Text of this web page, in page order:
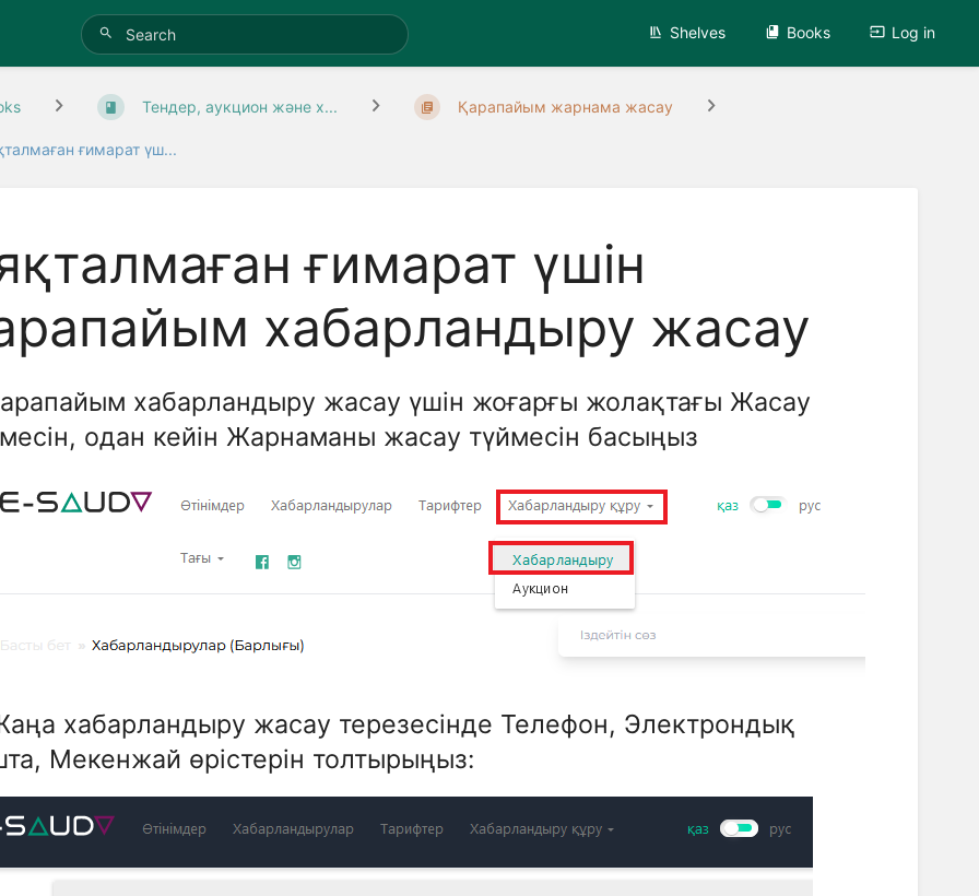
Shelves Books Log in
Тендер, аукцион және х... Қарапайым жарнама жасау
ғимарат үш...
ғимарат үшін
хабарландыру жасау
хабарландыру жасау үшін жоғарғы жолақтағы Жасау
одан кейін Жарнаманы жасау түймесін басыңыз
хабарландыру жасау терезесінде Телефон, Электрондық
Мекенжай өрістерін толтырыңыз: